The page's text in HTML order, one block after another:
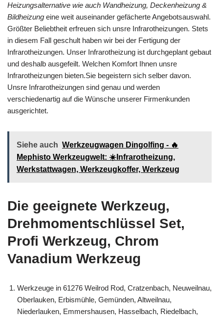
Heizungsalternative wie auch Wandheizung, Deckenheizung &
Bildheizung eine weit auseinander gefächerte Angebotsauswahl.
Größter Beliebtheit erfreuen sich unsre Infrarotheizungen. Stets
in diesem Fall geschult haben wir bei der Fertigung der
Infrarotheizungen. Unser Infrarotheizung ist durchgeplant gebaut
und deshalb ausgefeilt. Welchen Komfort Ihnen unsre
Infrarotheizungen bieten.Sie begeistern sich selber davon.
Unsre Infrarotheizungen sind genau und werden
verschiedenartig auf die Wünsche unserer Firmenkunden
ausgerichtet.
Siehe auch Werkzeugwagen Dingolfing - 🔥
Mephisto Werkzeugwelt: ☀️Infrarotheizung,
Werkstattwagen, Werkzeugkoffer, Werkzeug
Die geeignete Werkzeug,
Drehmomentschlüssel Set,
Profi Werkzeug, Chrom
Vanadium Werkzeug
Werkzeuge in 61276 Weilrod Rod, Cratzenbach, Neuweilnau,
Oberlauken, Erbismühle, Gemünden, Altweilnau,
Niederlauken, Emmershausen, Hasselbach, Riedelbach,